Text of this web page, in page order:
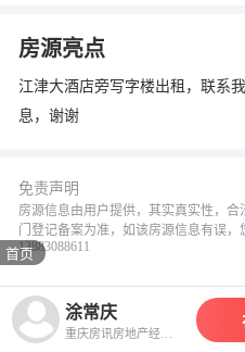
房源亮点
江津大酒店旁写字楼出租，联系
息，谢谢
免责声明
房源信息由用户提供，其实真实性，
门登记备案为准，如该房源信息有误，
13883088611
首页
涂常庆